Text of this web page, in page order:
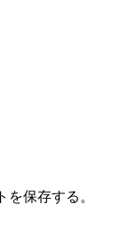
保存する。